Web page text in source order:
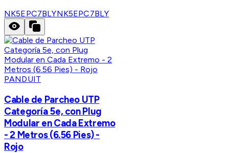
NK5EPC7BLYNK5EPC7BLY
PANDUIT
Cable de Parcheo UTP
Categoría 5e, con Plug
Modular en Cada Extremo
- 2 Metros (6.56 Pies) -
Rojo